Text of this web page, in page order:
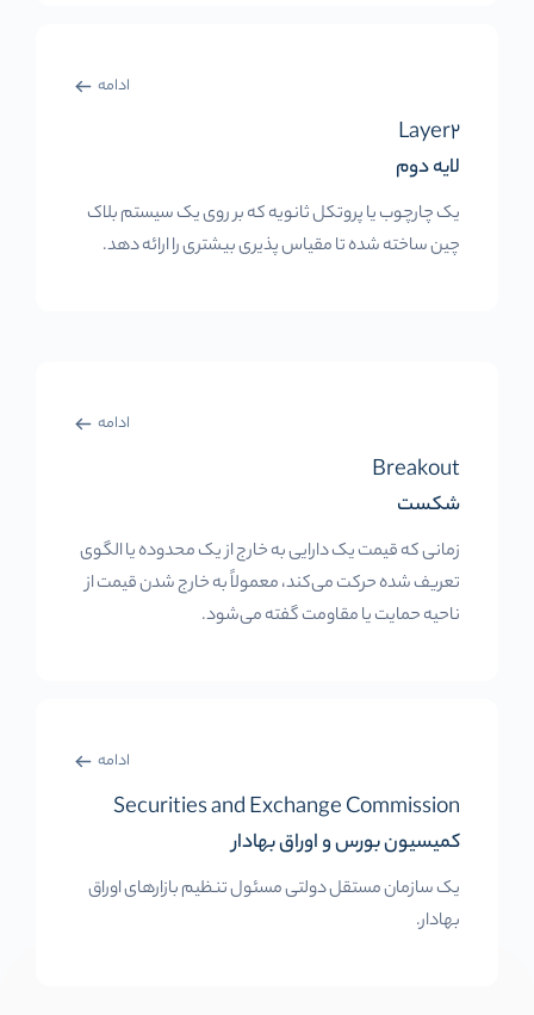
ادامه
Layer2
لایه دوم
یک چارچوب یا پروتکل ثانویه که بر روی یک سیستم بلاک
چین ساخته شده تا مقیاس پذیری بیشتری را ارائه دهد.
ادامه
Breakout
شکست
زمانی که قیمت یک دارایی به خارج از یک محدوده یا الگوی
تعریف شده حرکت می‌کند، معمولاً به خارج شدن قیمت از
ناحیه حمایت یا مقاومت گفته می‌شود.
ادامه
Securities and Exchange Commission
کمیسیون بورس و اوراق بهادار
یک سازمان مستقل دولتی مسئول تنظیم بازارهای اوراق
بهادار.